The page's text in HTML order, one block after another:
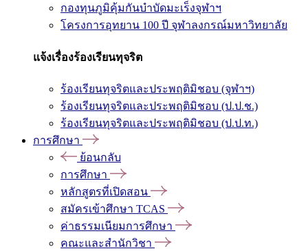
กองทุนภูมิคุ้มกันบำบัดมะเร็งจุฬาฯ
โครงการอุทยาน 100 ปี จุฬาลงกรณ์มหาวิทยาลัย
แจ้งเรื่องร้องเรียนทุจริต
ร้องเรียนทุจริตและประพฤติมิชอบ (จุฬาฯ)
ร้องเรียนทุจริตและประพฤติมิชอบ (ป.ป.ช.)
ร้องเรียนทุจริตและประพฤติมิชอบ (ป.ป.ท.)
การศึกษา
ย้อนกลับ
การศึกษา
หลักสูตรที่เปิดสอน
สมัครเข้าศึกษา TCAS
ค่าธรรมเนียมการศึกษา
คณะและสำนักวิชา